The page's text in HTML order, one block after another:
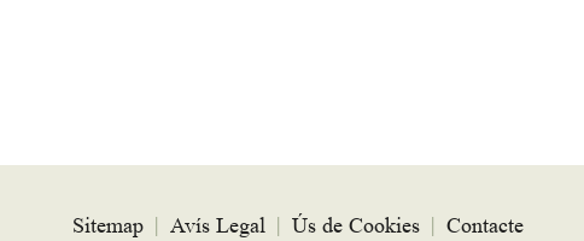
Sitemap | Avís Legal | Ús de Cookies | Contacte